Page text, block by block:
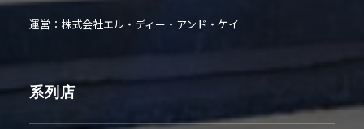
運営：株式会社エル・ディー・アンド・ケイ
系列店